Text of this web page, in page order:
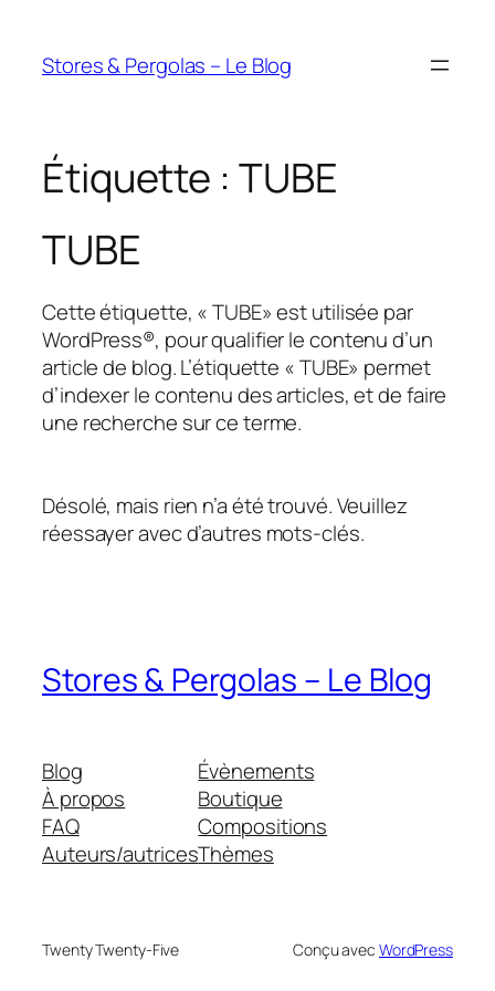
contenu
Stores & Pergolas – Le Blog
Étiquette : TUBE
TUBE
Cette étiquette, « TUBE» est utilisée par
WordPress®, pour qualifier le contenu d’un
article de blog. L’étiquette « TUBE» permet
d’indexer le contenu des articles, et de faire
une recherche sur ce terme.
Désolé, mais rien n’a été trouvé. Veuillez
réessayer avec d’autres mots-clés.
Stores & Pergolas – Le Blog
Blog
À propos
FAQ
Auteurs/autrices
Évènements
Boutique
Compositions
Thèmes
Twenty Twenty-Five Conçu avec WordPress